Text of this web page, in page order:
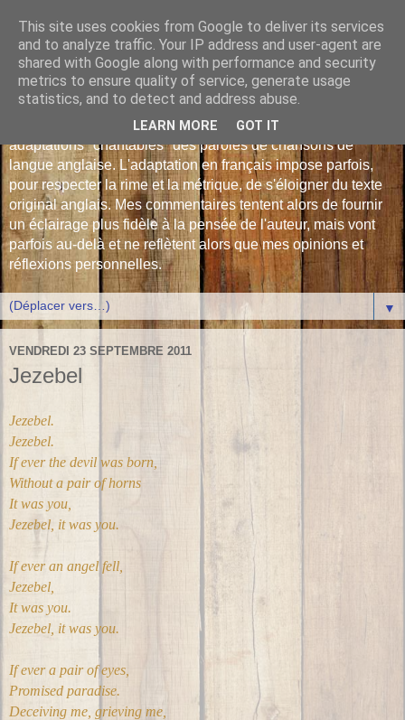
Les Monophonies de
Polyphrène
Versions françaises inédites : déjà plus de 510 traductions -
adaptations "chantables" des paroles de chansons de
langue anglaise. L'adaptation en français impose parfois,
pour respecter la rime et la métrique, de s'éloigner du texte
original anglais. Mes commentaires tentent alors de fournir
un éclairage plus fidèle à la pensée de l'auteur, mais vont
parfois au-delà et ne reflètent alors que mes opinions et
réflexions personnelles.
▼
VENDREDI 23 SEPTEMBRE 2011
Jezebel
Jezebel.
Jezebel.
If ever the devil was born,
Without a pair of horns
It was you,
Jezebel, it was you.
If ever an angel fell,
Jezebel,
It was you.
Jezebel, it was you.
If ever a pair of eyes,
Promised paradise.
Deceiving me, grieving me,
This site uses cookies from Google to deliver its services
and to analyze traffic. Your IP address and user-agent are
shared with Google along with performance and security
metrics to ensure quality of service, generate usage
statistics, and to detect and address abuse.
LEARN MORE GOT IT